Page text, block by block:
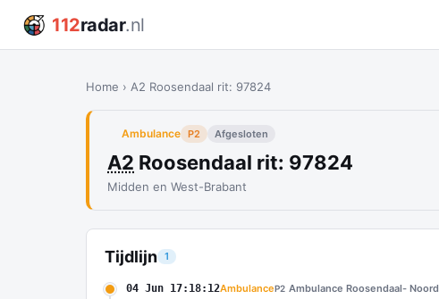
112radar.nl
Home › A2 Roosendaal rit: 97824
Ambulance P2 Afgesloten
A2 Roosendaal rit: 97824
Midden en West-Brabant
Tijdlijn 1
04 Jun 17:18:12AmbulanceP2 Ambulance Roosendaal- Noord